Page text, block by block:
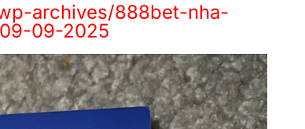
archives/888bet-nha-
09-2025